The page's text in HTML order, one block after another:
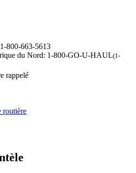
800-663-5613
du Nord: 1-800-GO-U-HAUL(1-
rappelé
routière